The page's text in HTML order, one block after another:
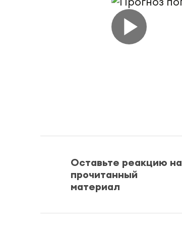
Оставьте реакцию на
прочитанный
материал